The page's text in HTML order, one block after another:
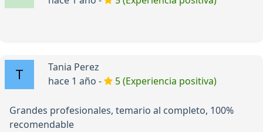
Tania Perez
hace 1 año -
5 (Experiencia positiva)
Grandes profesionales, temario al completo, 100%
recomendable